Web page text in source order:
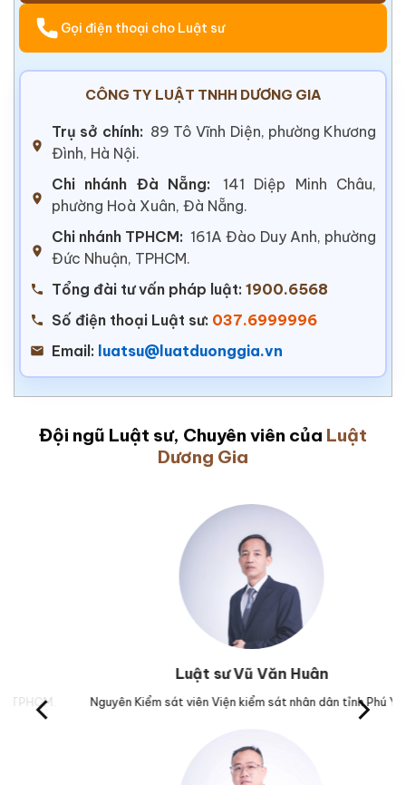
Gọi điện thoại cho Luật sư
CÔNG TY LUẬT TNHH DƯƠNG GIA
Trụ sở chính: 89 Tô Vĩnh Diện, phường Khương
Đình, Hà Nội.
Chi nhánh Đà Nẵng:
141 Diệp Minh Châu,
phường Hoà Xuân, Đà Nẵng.
Chi nhánh TPHCM: 161A Đào Duy Anh, phường
Đức Nhuận, TPHCM.
Tổng đài tư vấn pháp luật: 1900.6568
Số điện thoại Luật sư: 037.6999996
Email: luatsu@luatduonggia.vn
Đội ngũ Luật sư, Chuyên viên của Luật
Dương Gia
Luật sư Vũ Văn Huân
Nguyên Kiểm sát viên Viện kiểm sát nhân dân tỉnh Phú Yên.